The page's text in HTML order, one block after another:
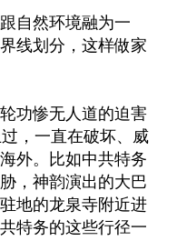
自然环境融为一
线划分，这样做家
功惨无人道的迫害
，一直在破坏、威
外。比如中共特务
，神韵演出的大巴
地的龙泉寺附近进
特务的这些行径一